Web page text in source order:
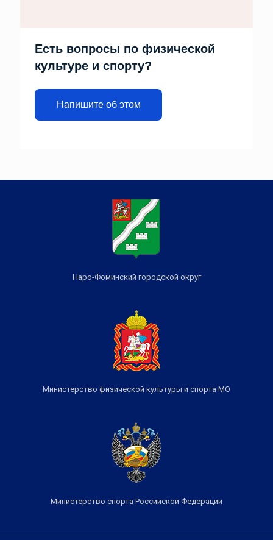
Есть вопросы по физической
культуре и спорту?
Напишите об этом
Наро-Фоминский городской округ
Министерство физической культуры и спорта МО
Министерство спорта Российской Федерации